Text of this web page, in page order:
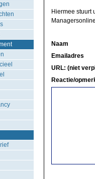
Hiermee stuurt
Naam
Emailadres
URL: (niet
Reactie/